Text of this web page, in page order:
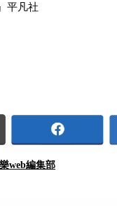
平凡社
web編集部